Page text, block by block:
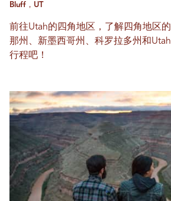
Bluff，UT
前往Utah的四角地区，了解四角地区
那州、新墨西哥州、科罗拉多州和
行程吧！